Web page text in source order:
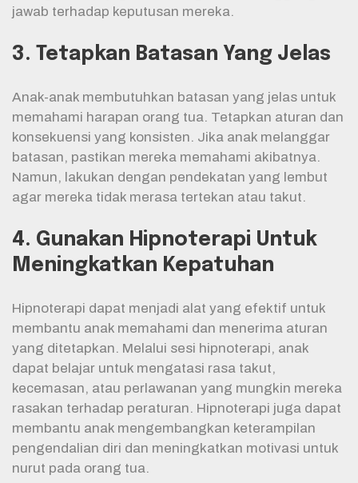
jawab terhadap keputusan mereka.
3. Tetapkan Batasan Yang Jelas
Anak-anak membutuhkan batasan yang jelas untuk
memahami harapan orang tua. Tetapkan aturan dan
konsekuensi yang konsisten. Jika anak melanggar
batasan, pastikan mereka memahami akibatnya.
Namun, lakukan dengan pendekatan yang lembut
agar mereka tidak merasa tertekan atau takut.
4. Gunakan Hipnoterapi Untuk
Meningkatkan Kepatuhan
Hipnoterapi dapat menjadi alat yang efektif untuk
membantu anak memahami dan menerima aturan
yang ditetapkan. Melalui sesi hipnoterapi, anak
dapat belajar untuk mengatasi rasa takut,
kecemasan, atau perlawanan yang mungkin mereka
rasakan terhadap peraturan. Hipnoterapi juga dapat
membantu anak mengembangkan keterampilan
pengendalian diri dan meningkatkan motivasi untuk
nurut pada orang tua.